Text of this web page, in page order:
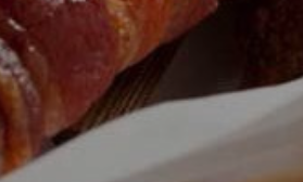
звоните
+7 81837 5-21-22
Пн-Чт с 7:00 до 22:00
Пт с 9:00 до 15:30
пишите
marketing@mkstrela.ru